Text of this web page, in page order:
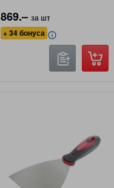
869.– за шт
+ 34 бонуса